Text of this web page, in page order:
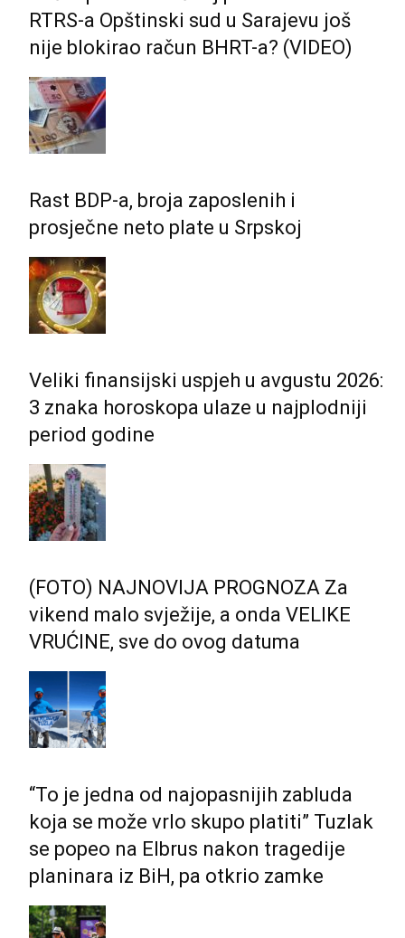
RTRS-a Opštinski sud u Sarajevu još
nije blokirao račun BHRT-a? (VIDEO)
Rast BDP-a, broja zaposlenih i
prosječne neto plate u Srpskoj
Veliki finansijski uspjeh u avgustu 2026:
3 znaka horoskopa ulaze u najplodniji
period godine
(FOTO) NAJNOVIJA PROGNOZA Za
vikend malo svježije, a onda VELIKE
VRUĆINE, sve do ovog datuma
“To je jedna od najopasnijih zabluda
koja se može vrlo skupo platiti” Tuzlak
se popeo na Elbrus nakon tragedije
planinara iz BiH, pa otkrio zamke